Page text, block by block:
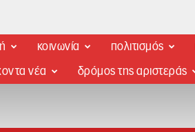
κοινωνία πολιτισμός
νέα δρόμος της αριστεράς